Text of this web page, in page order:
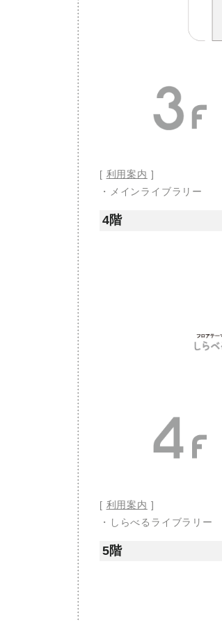
[ 利用案内 ]
・メインライブラリー
4階
[ 利用案内 ]
・しらべるライブラリー
5階